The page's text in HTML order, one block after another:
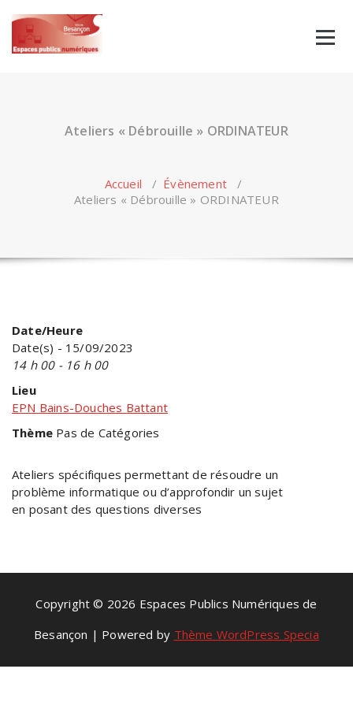
content
Ateliers « Débrouille » ORDINATEUR
Accueil / Évènement /
Ateliers « Débrouille » ORDINATEUR
Date/Heure
Date(s) - 15/09/2023
14 h 00 - 16 h 00
Lieu
EPN Bains-Douches Battant
Thème Pas de Catégories
Ateliers spécifiques permettant de résoudre un
problème informatique ou d’approfondir un sujet
en posant des questions diverses
Copyright © 2026 Espaces Publics Numériques de
Besançon | Powered by Thème WordPress Specia